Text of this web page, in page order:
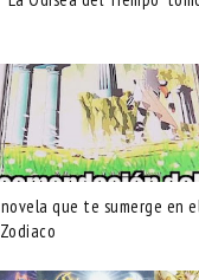
que te sumerge en